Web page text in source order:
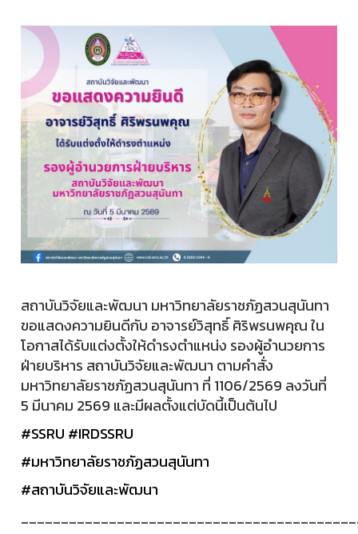
สถาบันวิจัยและพัฒนา มหาวิทยาลัยราชภัฏสวนสุนันทา
ขอแสดงความยินดีกับ อาจารย์วิสุทธิ์ ศิริพรนพคุณ ใน
โอกาสได้รับแต่งตั้งให้ดำรงตำแหน่ง รองผู้อำนวยการ
ฝ่ายบริหาร สถาบันวิจัยและพัฒนา ตามคำสั่ง
มหาวิทยาลัยราชภัฏสวนสุนันทา ที่ 1106/2569 ลงวันที่
5 มีนาคม 2569 และมีผลตั้งแต่บัดนี้เป็นต้นไป
#SSRU #IRDSSRU
#มหาวิทยาลัยราชภัฏสวนสุนันทา
#สถาบันวิจัยและพัฒนา